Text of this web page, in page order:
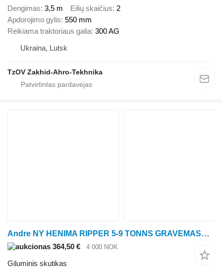
Dengimas 3,5 m Eilių skaičius 2
Apdorojimo gylis 550 mm
Reikiama traktoriaus galia 300 AG
Ukraina, Lutsk
TzOV Zakhid-Ahro-Tekhnika
Andre NY HENIMA RIPPER 5-9 TONNS GRAVEMASKIN S50 FESTE *****INGE
364,50 € 4 000 NOK
Giluminis skutikas